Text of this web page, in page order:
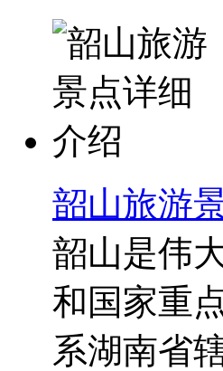
韶山旅游
韶山是伟
和国家重
系湖南省